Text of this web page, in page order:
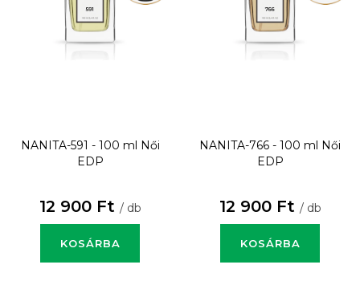
NANITA-591 - 100 ml
Női
EDP
12 900 Ft / db
KOSÁRBA
NANITA-766 - 100 ml
Női
EDP
12 900 Ft / db
KOSÁRBA